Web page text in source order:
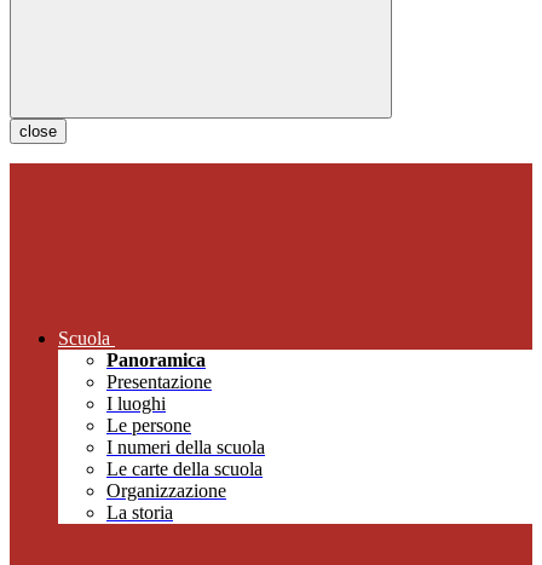
close
Scuola
Panoramica
Presentazione
I luoghi
Le persone
I numeri della scuola
Le carte della scuola
Organizzazione
La storia